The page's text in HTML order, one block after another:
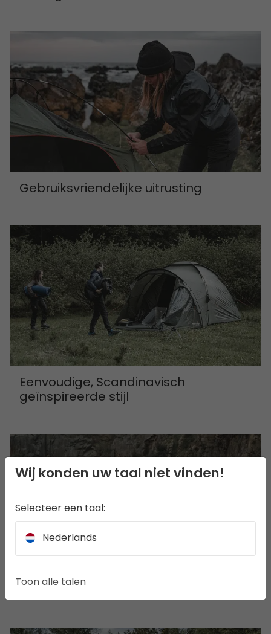
Gebruiksvriendelijke uitrusting
Eenvoudige, Scandinavisch
geïnspireerde stijl
Kwaliteit en vertrouwen
Wij konden uw taal niet vinden!
Selecteer een taal:
Nederlands
Toon alle talen